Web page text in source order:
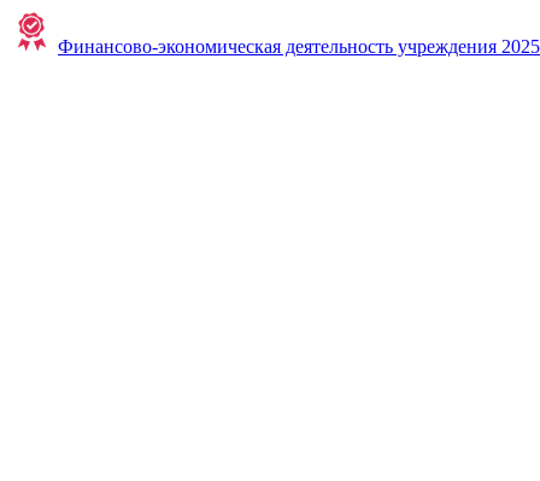
Финансово-экономическая деятельность учреждения 2025